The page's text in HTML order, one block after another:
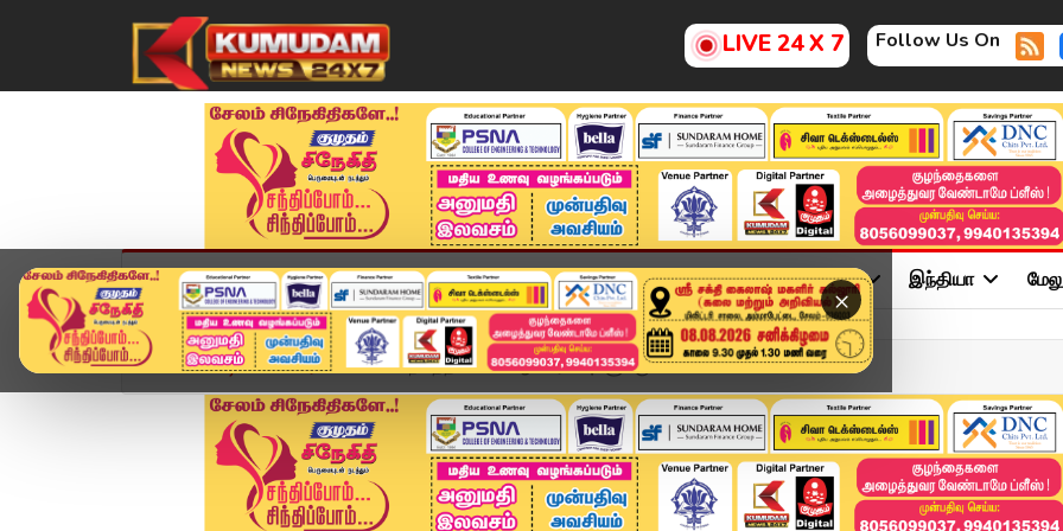
LIVE 24 X 7 Follow Us On
×
முகப்பு விளையாட்டு அண்மை தமிழ்நாடு சினிமா அரசியல் விளையாட்டு இந்தியா
Home வீடியோ ஸ்டோரி கோயில் நிலத்தில் உள்ள ஆக்கிரமிப்புகளுக்கு சீல்....